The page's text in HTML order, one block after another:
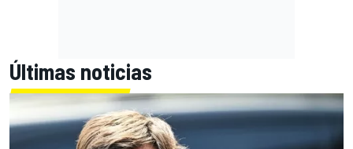
Últimas noticias